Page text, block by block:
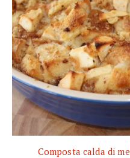
Composta calda di